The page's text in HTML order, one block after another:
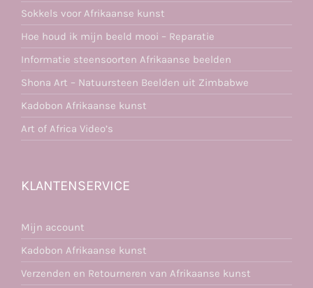
Sokkels voor Afrikaanse kunst
Hoe houd ik mijn beeld mooi – Reparatie
Informatie steensoorten Afrikaanse beelden
Shona Art – Natuursteen Beelden uit Zimbabwe
Kadobon Afrikaanse kunst
Art of Africa Video’s
KLANTENSERVICE
Mijn account
Kadobon Afrikaanse kunst
Verzenden en Retourneren van Afrikaanse kunst